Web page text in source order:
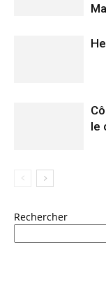
le
Rechercher